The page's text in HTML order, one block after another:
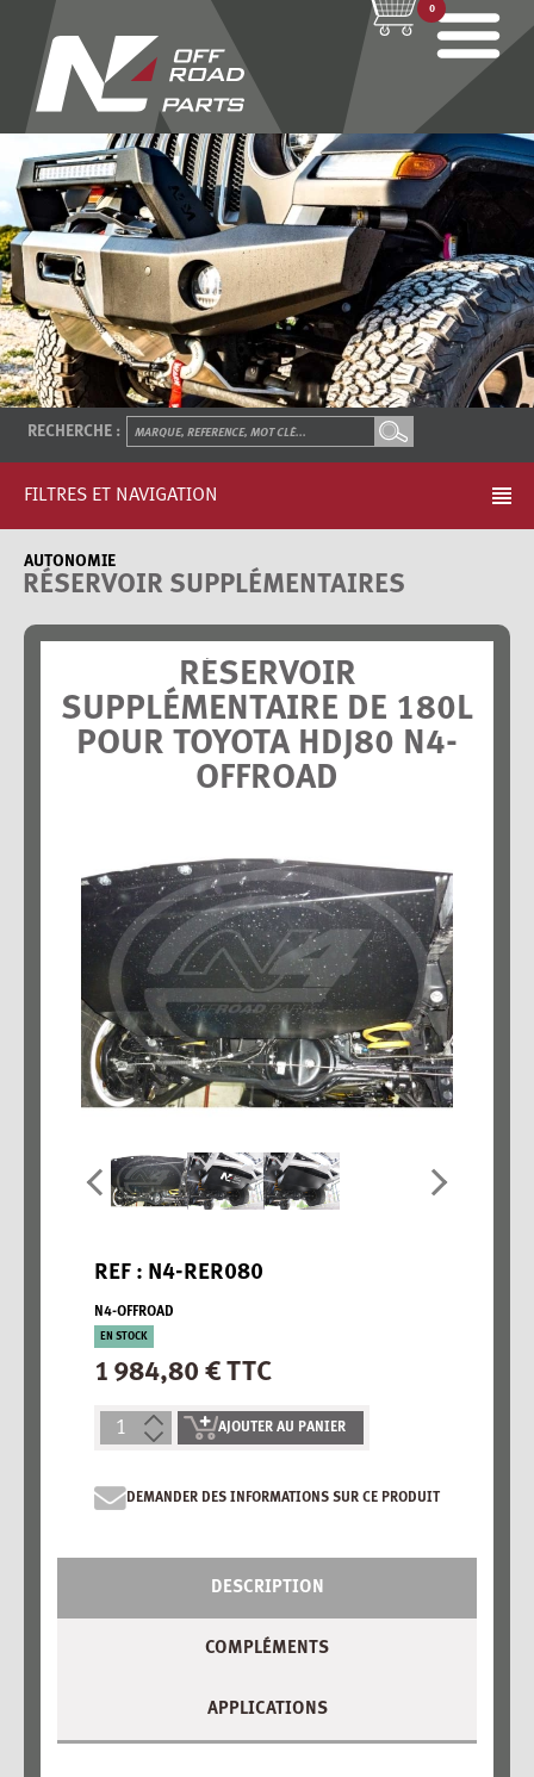
0
RECHERCHE :
FILTRES ET NAVIGATION
AUTONOMIE
RÉSERVOIR SUPPLÉMENTAIRES
RÉSERVOIR
SUPPLÉMENTAIRE DE 180L
POUR TOYOTA HDJ80 N4-
OFFROAD
REF : N4-RER080
N4-OFFROAD
EN STOCK
1 984,80 € TTC
AJOUTER AU PANIER
DEMANDER DES INFORMATIONS SUR CE PRODUIT
DESCRIPTION
COMPLÉMENTS
APPLICATIONS